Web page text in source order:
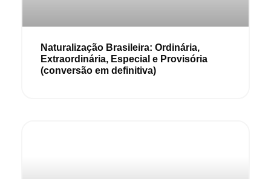
Naturalização Brasileira: Ordinária,
Extraordinária, Especial e Provisória
(conversão em definitiva)